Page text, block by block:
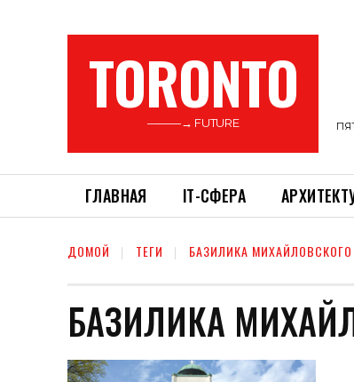
TORONTO
———→ FUTURE
ГЛАВНАЯ ІТ-СФЕРА
ДОМОЙ ТЕГИ БАЗИЛИКА
БАЗИЛИКА